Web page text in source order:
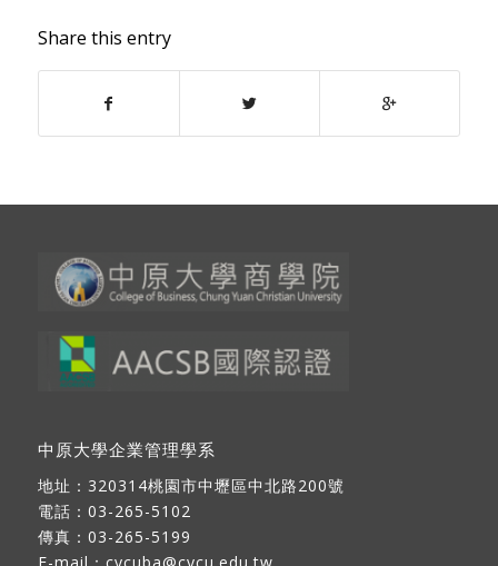
Share this entry
中原大學企業管理學系
地址： 320314桃園市中壢區中北路200號
電話：03-265-5102
傳真：03-265-5199